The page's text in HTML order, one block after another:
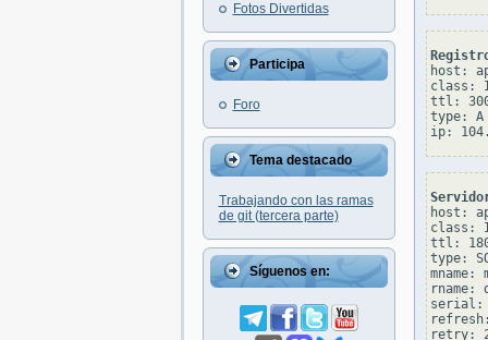
Fotos Divertidas
Participa
Foro
Tema destacado
Trabajando con las ramas
de git (tercera parte)
Síguenos en:
host:
class:
ttl:
type: A
host:
class:
ttl:
type:
rname:
serial:
retry: